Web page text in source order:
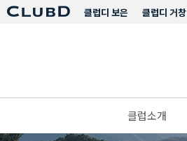
클럽디 거창
클럽디 보은
클럽소개